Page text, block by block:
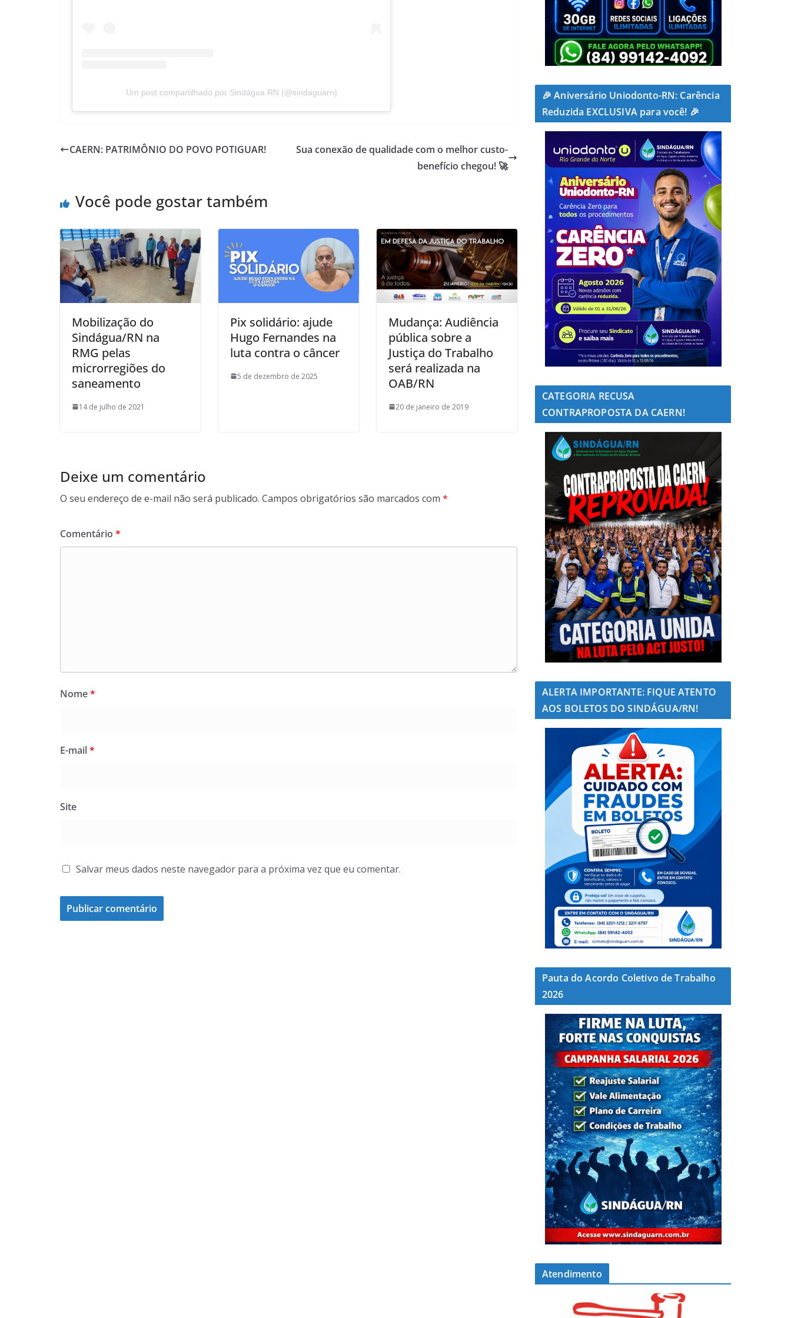
Um post compartilhado por Sindágua RN (@sindaguarn)
CAERN: PATRIMÔNIO DO POVO POTIGUAR!
Sua conexão de qualidade com o melhor custo-
benefício chegou! 🚀
Você pode gostar também
Mobilização do
Sindágua/RN na
RMG pelas
microrregiões do
saneamento
14 de julho de 2021
Pix solidário: ajude
Hugo Fernandes na
luta contra o câncer
5 de dezembro de 2025
Mudança: Audiência
pública sobre a
Justiça do Trabalho
será realizada na
OAB/RN
20 de janeiro de 2019
Deixe um comentário
O seu endereço de e-mail não será publicado. Campos obrigatórios são marcados com *
Comentário *
Nome*
E-mail*
Site
Salvar meus dados neste navegador para a próxima vez que eu comentar.
🎉 Aniversário Uniodonto-RN: Carência
Reduzida EXCLUSIVA para você! 🎉
CATEGORIA RECUSA
CONTRAPROPOSTA DA CAERN!
ALERTA IMPORTANTE: FIQUE ATENTO
AOS BOLETOS DO SINDÁGUA/RN!
Pauta do Acordo Coletivo de Trabalho
2026
Atendimento